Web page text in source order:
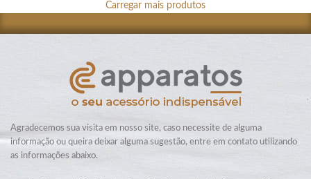
Carregar mais produtos
Agradecemos sua visita em nosso site, caso necessite de alguma
informação ou queira deixar alguma sugestão, entre em contato utilizando
as informações abaixo.